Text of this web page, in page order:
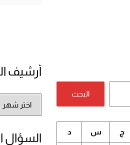
البحث
ج س د
أرشيف
الموقع
السؤال